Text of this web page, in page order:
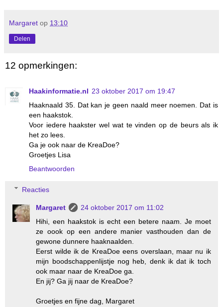
Margaret op 13:10
Delen
12 opmerkingen:
Haakinformatie.nl 23 oktober 2017 om 19:47
Haaknaald 35. Dat kan je geen naald meer noemen. Dat is
een haakstok.
Voor iedere haakster wel wat te vinden op de beurs als ik
het zo lees.
Ga je ook naar de KreaDoe?
Groetjes Lisa
Beantwoorden
Reacties
Margaret
24 oktober 2017 om 11:02
Hihi, een haakstok is echt een betere naam. Je moet
ze oook op een andere manier vasthouden dan de
gewone dunnere haaknaalden.
Eerst wilde ik de KreaDoe eens overslaan, maar nu ik
mijn boodschappenlijstje nog heb, denk ik dat ik toch
ook maar naar de KreaDoe ga.
En jij? Ga jij naar de KreaDoe?
Groetjes en fijne dag, Margaret